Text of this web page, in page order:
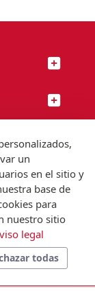
un
en el sitio y
base de
para
nuestro sitio
legal
todas